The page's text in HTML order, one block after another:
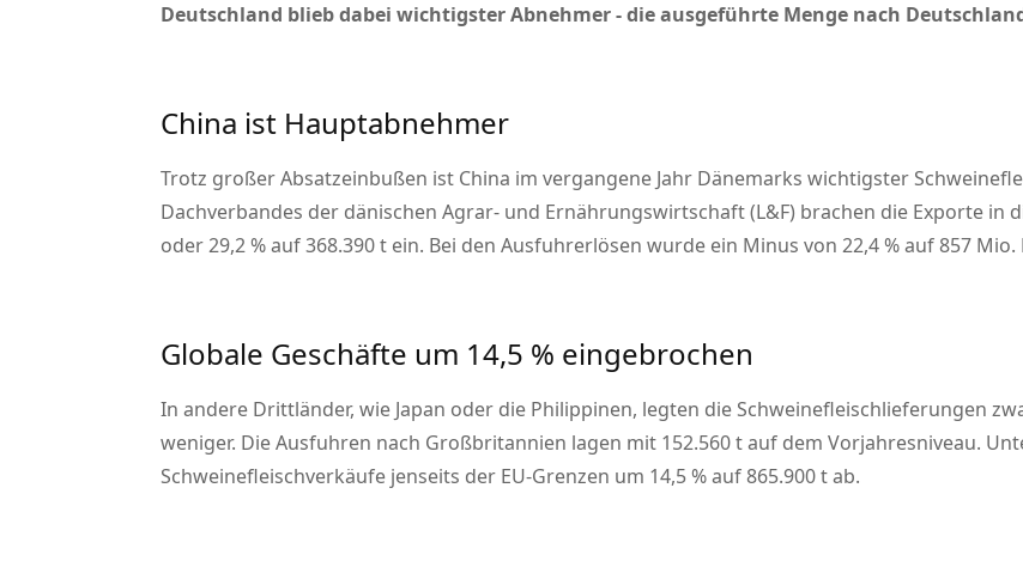
Deutschland blieb dabei wichtigster Abnehmer - die ausgeführte Menge nach
China ist Hauptabnehmer
Trotz großer Absatzeinbußen ist China im vergangene Jahr Dänemarks wichtigster
Dachverbandes der dänischen Agrar- und Ernährungswirtschaft (L&F) brachen die Exporte in
oder 29,2 % auf 368.390 t ein. Bei den Ausfuhrerlösen wurde ein Minus von 22,4 % auf 857
Globale Geschäfte um 14,5 % eingebrochen
In andere Drittländer, wie Japan oder die Philippinen, legten die Schweinefleischlieferungen
weniger. Die Ausfuhren nach Großbritannien lagen mit 152.560 t auf dem Vorjahresniveau.
Schweinefleischverkäufe jenseits der EU-Grenzen um 14,5 % auf 865.900 t ab.